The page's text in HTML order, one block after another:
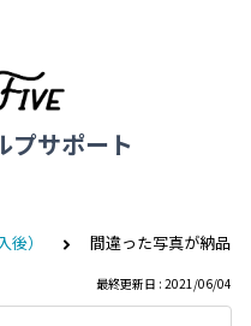
プサポート
） 間違った写真が納品
最終更新日 : 2021/06/04